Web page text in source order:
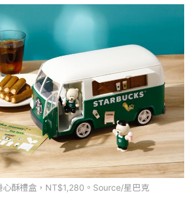
心酥禮盒，NT$1,280。Source/星巴克